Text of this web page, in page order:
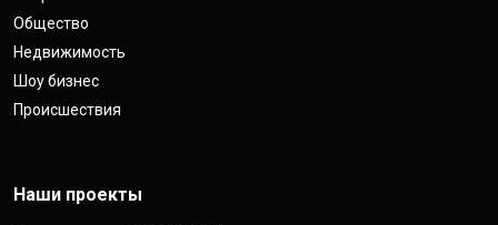
Общество
Недвижимость
Шоу бизнес
Происшествия
Наши проекты